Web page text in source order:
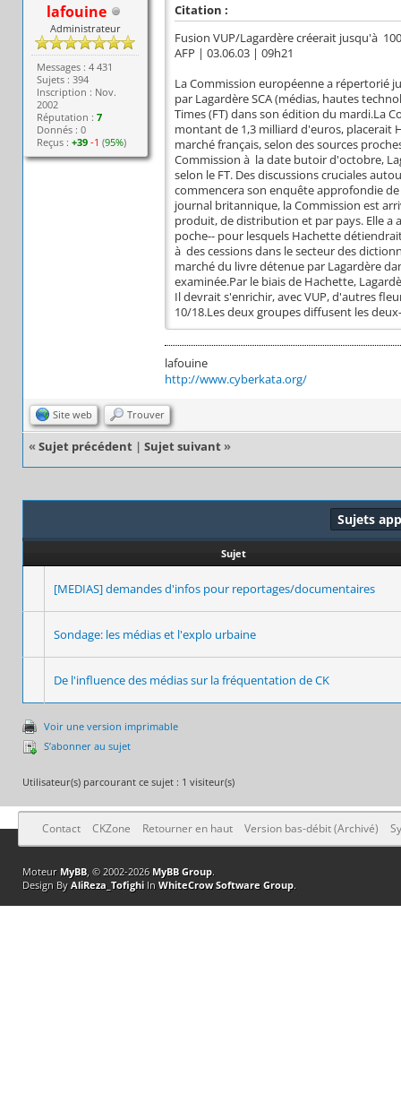
lafouine
Administrateur
Messages : 4 431
Sujets : 394
Inscription : Nov.
2002
Réputation :7
Donnés : 0
Reçus :+39 -1 (95%)
Citation :
Fusion VUP/Lagardère créerait jusqu'à
AFP | 03.06.03 | 09h21
La Commission européenne a répertorié
par Lagardère SCA (médias, hautes
Times (FT) dans son édition du mardi.La
montant de 1,3 milliard d'euros, placerait
marché français, selon des sources
Commission à la date butoir d'octobre,
selon le FT. Des discussions cruciales
commencera son enquête approfondie
journal britannique, la Commission est
produit, de distribution et par pays. Elle a
poche-- pour lesquels Hachette
à des cessions dans le secteur des
marché du livre détenue par Lagardère
examinée.Par le biais de Hachette,
Il devrait s'enrichir, avec VUP, d'autres
10/18.Les deux groupes diffusent les
lafouine
http://www.cyberkata.org/
Site web Trouver
« Sujet précédent | Sujet suivant »
Sujets
Sujet
[MEDIAS] demandes d'infos pour reportages/documentaires
Sondage: les médias et l'explo urbaine
De l'influence des médias sur la fréquentation de CK
Voir une version imprimable
S’abonner au sujet
Utilisateur(s) parcourant ce sujet : 1 visiteur(s)
Contact CKZone Retourner en haut Version bas-débit (Archivé)
Moteur MyBB, © 2002-2026 MyBB Group.
Design By AliReza_TofighiIn WhiteCrow Software Group.